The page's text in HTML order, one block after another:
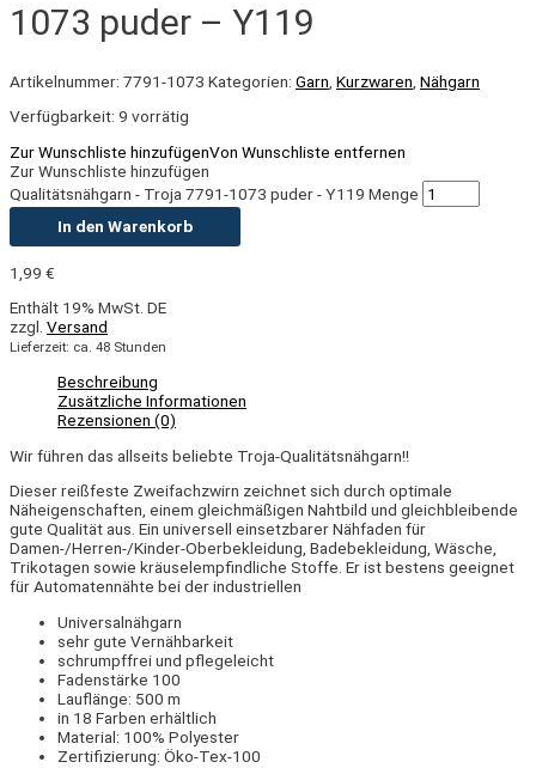
1073 puder – Y119
Artikelnummer: 7791-1073 Kategorien: Garn Kurzwaren Nähgarn
Verfügbarkeit: 9 vorrätig
Zur Wunschliste hinzufügenVon Wunschliste entfernen
Zur Wunschliste hinzufügen
Qualitätsnähgarn - Troja 7791-1073 puder - Y119 Menge
In den Warenkorb
1,99 €
Enthält 19% MwSt. DE
zzgl. Versand
Lieferzeit: ca. 48 Stunden
Beschreibung
Zusätzliche Informationen
Rezensionen (0)
Wir führen das allseits beliebte Troja-Qualitätsnähgarn!!
Dieser reißfeste Zweifachzwirn zeichnet sich durch optimale
Näheigenschaften, einem gleichmäßigen Nahtbild und gleichbleibende
gute Qualität aus. Ein universell einsetzbarer Nähfaden für
Damen-/Herren-/Kinder-Oberbekleidung, Badebekleidung, Wäsche,
Trikotagen sowie kräuselempfindliche Stoffe. Er ist bestens geeignet
für Automatennähte bei der industriellen
Universalnähgarn
sehr gute Vernähbarkeit
schrumpffrei und pflegeleicht
Fadenstärke 100
Lauflänge: 500 m
in 18 Farben erhältlich
Material: 100% Polyester
Zertifizierung: Öko-Tex-100